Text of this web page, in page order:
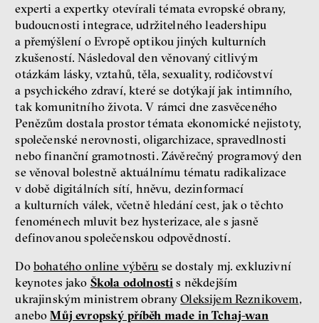
experti a expertky otevírali témata evropské obrany,
budoucnosti integrace, udržitelného leadershipu
a přemýšlení o Evropě optikou jiných kulturních
zkušeností. Následoval den věnovaný citlivým
otázkám lásky, vztahů, těla, sexuality, rodičovství
a psychického zdraví, které se dotýkají jak intimního,
tak komunitního života. V rámci dne zasvěceného
Penězům dostala prostor témata ekonomické nejistoty,
společenské nerovnosti, oligarchizace, spravedlnosti
nebo finanční gramotnosti. Závěrečný programový den
se věnoval bolestně aktuálnímu tématu radikalizace
v době digitálních sítí, hněvu, dezinformací
a kulturních válek, včetně hledání cest, jak o těchto
fenoménech mluvit bez hysterizace, ale s jasně
definovanou společenskou odpovědností.
Do bohatého online výběru se dostaly mj. exkluzivní
keynotes jako Škola odolnosti s někdejším
ukrajinským ministrem obranyOleksijem Reznikovem,
aneboMůj evropský příběh made in Tchaj-wan